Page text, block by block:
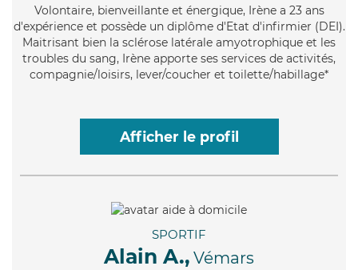
Volontaire, bienveillante et énergique, Irène a 23 ans
d'expérience et possède un diplôme d'Etat d'infirmier (DEI).
Maitrisant bien la sclérose latérale amyotrophique et les
troubles du sang, Irène apporte ses services de activités,
compagnie/loisirs, lever/coucher et toilette/habillage*
Afficher le profil
SPORTIF
Alain A., Vémars